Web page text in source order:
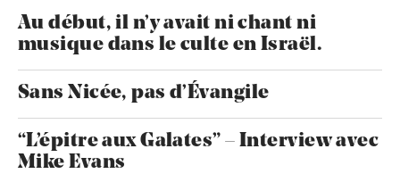
Au début, il n’y avait ni chant ni
musique dans le culte en Israël.
Sans Nicée, pas d’Évangile
“L’épitre aux Galates” – Interview avec
Mike Evans